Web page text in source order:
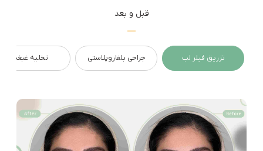
قبل و بعد
تزریق فیلر لب جراحی بلفاروپلاستی تخلیه غبغب